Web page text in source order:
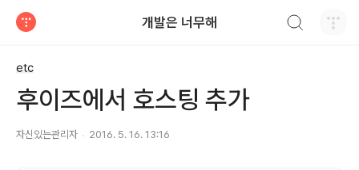
개발은 너무해
etc
후이즈에서 호스팅 추가
자신있는관리자 2016. 5. 16. 13:16